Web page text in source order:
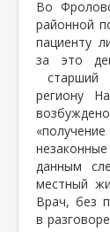
Во
районной
пациенту
за это
региону
данным
местный
Врач, без
в